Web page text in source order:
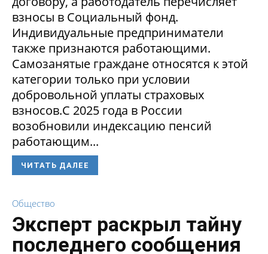
взносы в Социальный фонд.
Индивидуальные предприниматели
также признаются работающими.
Самозанятые граждане относятся к этой
категории только при условии
добровольной уплаты страховых
взносов.С 2025 года в России
возобновили индексацию пенсий
работающим...
ЧИТАТЬ ДАЛЕЕ
Общество
Эксперт раскрыл тайну
последнего сообщения